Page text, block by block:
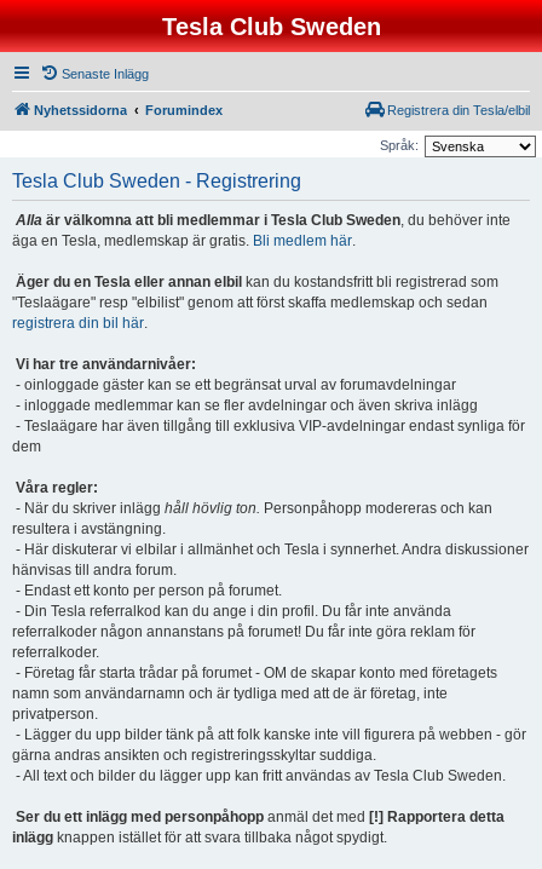
Tesla Club Sweden
Senaste Inlägg
Nyhetssidorna Forumindex Registrera din Tesla/elbil
Språk:
Tesla Club Sweden - Registrering
Alla är välkomna att bli medlemmar i Tesla Club Sweden, du behöver inte
äga en Tesla, medlemskap är gratis. Bli medlem här.
Äger du en Tesla eller annan elbil kan du kostandsfritt bli registrerad som
"Teslaägare" resp "elbilist" genom att först skaffa medlemskap och sedan
registrera din bil här.
Vi har tre användarnivåer:
- oinloggade gäster kan se ett begränsat urval av forumavdelningar
- inloggade medlemmar kan se fler avdelningar och även skriva inlägg
- Teslaägare har även tillgång till exklusiva VIP-avdelningar endast synliga för
dem
Våra regler:
- När du skriver inlägg håll hövlig ton. Personpåhopp modereras och kan
resultera i avstängning.
- Här diskuterar vi elbilar i allmänhet och Tesla i synnerhet. Andra diskussioner
hänvisas till andra forum.
- Endast ett konto per person på forumet.
- Din Tesla referralkod kan du ange i din profil. Du får inte använda
referralkoder någon annanstans på forumet! Du får inte göra reklam för
referralkoder.
- Företag får starta trådar på forumet - OM de skapar konto med företagets
namn som användarnamn och är tydliga med att de är företag, inte
privatperson.
- Lägger du upp bilder tänk på att folk kanske inte vill figurera på webben - gör
gärna andras ansikten och registreringsskyltar suddiga.
- All text och bilder du lägger upp kan fritt användas av Tesla Club Sweden.
Ser du ett inlägg med personpåhopp anmäl det med [!] Rapportera detta
inlägg knappen istället för att svara tillbaka något spydigt.